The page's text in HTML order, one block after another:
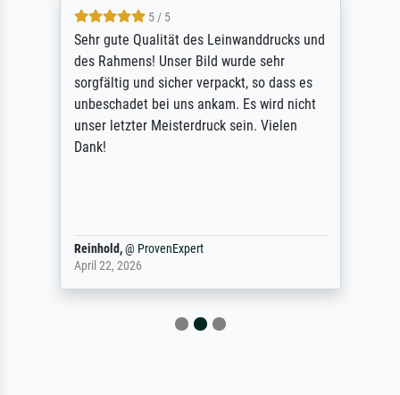
5 / 5
Sehr gute Qualität des Leinwanddrucks und
des Rahmens! Unser Bild wurde sehr
sorgfältig und sicher verpackt, so dass es
unbeschadet bei uns ankam. Es wird nicht
unser letzter Meisterdruck sein. Vielen
Dank!
Reinhold,@ ProvenExpert
April 22, 2026